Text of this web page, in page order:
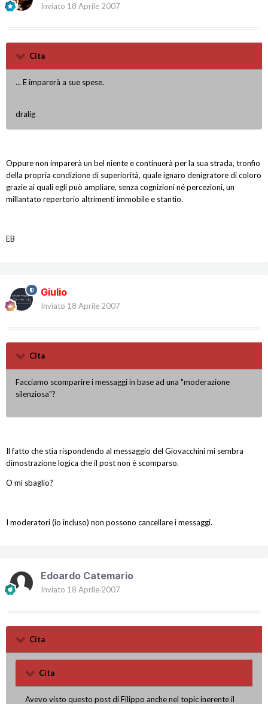
Inviato 18 Aprile 2007
Cita
... E imparerà a sue spese.
dralig
Oppure non imparerà un bel niente e continuerà per la sua strada, tronfio
della propria condizione di superiorità, quale ignaro denigratore di coloro
grazie ai quali egli può ampliare, senza cognizioni né percezioni, un
millantato repertorio altrimenti immobile e stantio.
EB
Giulio
Inviato 18 Aprile 2007
Cita
Facciamo scomparire i messaggi in base ad una "moderazione
silenziosa"?
Il fatto che stia rispondendo al messaggio del Giovacchini mi sembra
dimostrazione logica che il post non è scomparso.
O mi sbaglio?
I moderatori (io incluso) non possono cancellare i messaggi.
Edoardo Catemario
Inviato 18 Aprile 2007
Cita
Cita
Avevo visto questo post di Filippo anche nel topic inerente il